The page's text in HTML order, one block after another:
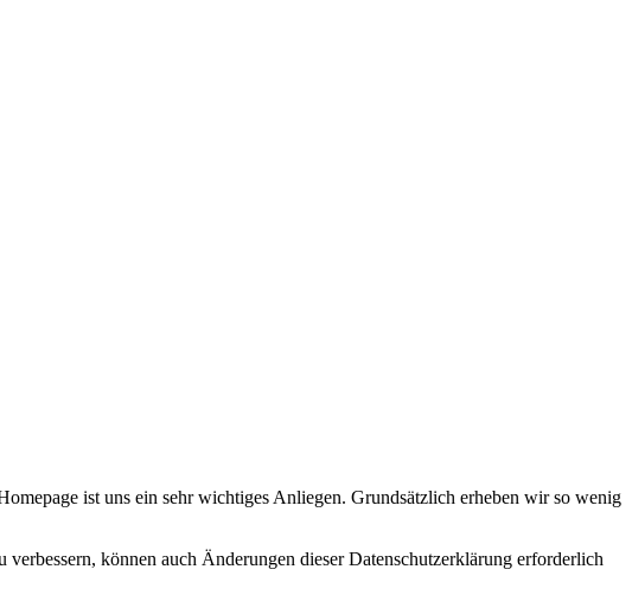
ist uns ein sehr wichtiges Anliegen. Grundsätzlich erheben wir so wenig
können auch Änderungen dieser Datenschutzerklärung erforderlich